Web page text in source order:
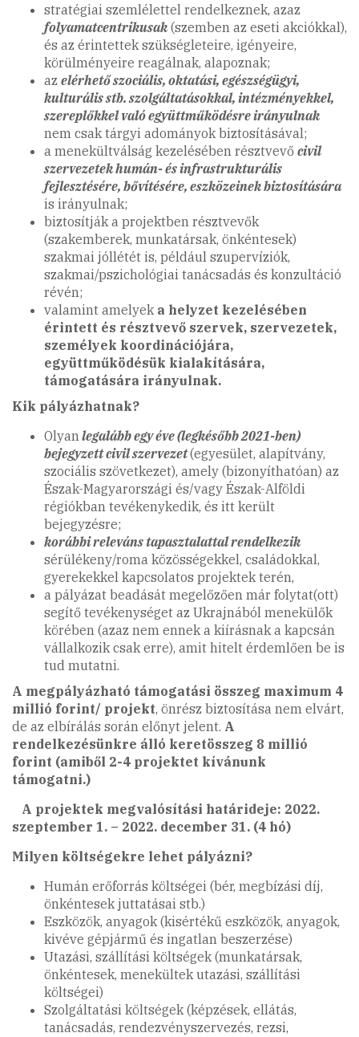
stratégiai szemlélettel rendelkeznek, azaz
folyamatcentrikusak (szemben az eseti akciókkal),
és az érintettek szükségleteire, igényeire,
körülményeire reagálnak, alapoznak;
az elérhető szociális, oktatási, egészségügyi,
kulturális stb. szolgáltatásokkal, intézményekkel,
szereplőkkel való együttműködésre irányulnak
nem csak tárgyi adományok biztosításával;
a menekültválság kezelésében résztvevő civil
szervezetek humán- és infrastrukturális
fejlesztésére, bővítésére, eszközeinek biztosítására
is irányulnak;
biztosítják a projektben résztvevők
(szakemberek, munkatársak, önkéntesek)
szakmai jóllétét is, például szupervíziók,
szakmai/pszichológiai tanácsadás és konzultáció
révén;
valamint amelyek a helyzet kezelésében
érintett és résztvevő szervek, szervezetek,
személyek koordinációjára,
együttműködésük kialakítására,
támogatására irányulnak.
Kik pályázhatnak?
Olyan legalább egy éve (legkésőbb 2021-ben)
bejegyzett civil szervezet(egyesület, alapítvány,
szociális szövetkezet), amely (bizonyíthatóan) az
Észak-Magyarországi és/vagy Észak-Alföldi
régiókban tevékenykedik, és itt került
bejegyzésre;
korábbi releváns tapasztalattal rendelkezik
sérülékeny/roma közösségekkel, családokkal,
gyerekekkel kapcsolatos projektek terén,
a pályázat beadását megelőzően már folytat(ott)
segítő tevékenységet az Ukrajnából menekülők
körében (azaz nem ennek a kiírásnak a kapcsán
vállalkozik csak erre), amit hitelt érdemlően be is
tud mutatni.
A megpályázható támogatási összeg maximum 4
millió forint/ projekt, önrész biztosítása nem elvárt,
de az elbírálás során előnyt jelent. A
rendelkezésünkre álló keretösszeg 8 millió
forint (amiből 2-4 projektet kívánunk
támogatni.)
A projektek megvalósítási határideje: 2022.
szeptember 1. – 2022. december 31. (4 hó)
Milyen költségekre lehet pályázni?
Humán erőforrás költségei (bér, megbízási díj,
önkéntesek juttatásai stb.)
Eszközök, anyagok (kisértékű eszközök, anyagok,
kivéve gépjármű és ingatlan beszerzése)
Utazási, szállítási költségek (munkatársak,
önkéntesek, menekültek utazási, szállítási
költségei)
Szolgáltatási költségek (képzések, ellátás,
tanácsadás, rendezvényszervezés, rezsi,